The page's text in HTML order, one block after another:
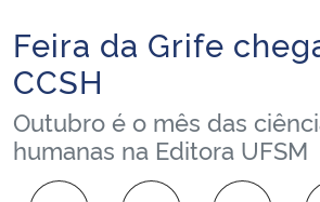
Ministério da Infraestrutura
Ministério da Agricultura, Pecuária e
Ministério da Educação
Início do conteúdo
Feira da Grife
CCSH
Outubro é o mês das
humanas na Editora UFSM